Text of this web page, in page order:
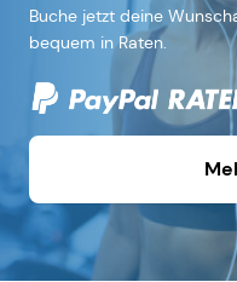
Buche jetzt deine
bequem in Raten.